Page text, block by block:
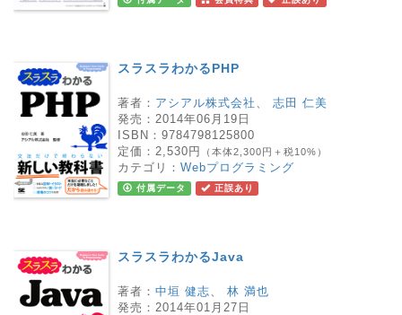
スラスラわかるPHP
著者： アシアル株式会社
志田 仁美
発売： 2014年06月19日
ISBN： 9784798125800
定価： 2,530円 （本体2,300円＋税10%）
カテゴリ： Webプログラミング
付属データ 正誤あり
スラスラわかるJava
著者： 中垣 健志
林 満也
発売： 2014年01月27日